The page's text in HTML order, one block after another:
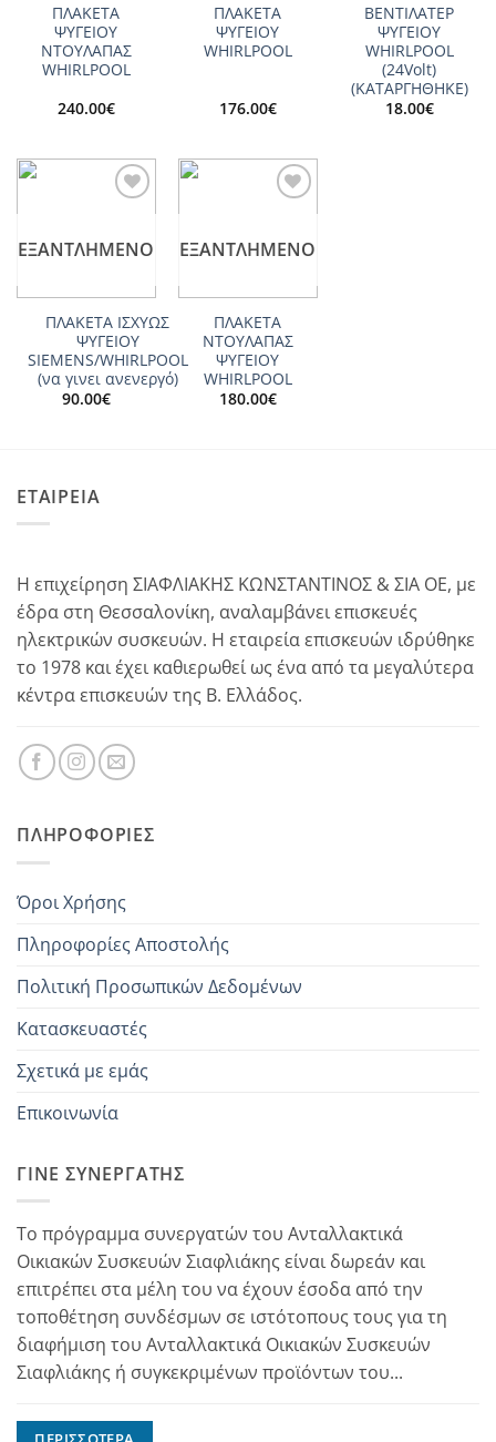
ΠΛΑΚΕΤΑ
ΨΥΓΕΙΟΥ
ΝΤΟΥΛΑΠΑΣ
WHIRLPOOL
240.00€
ΠΛΑΚΕΤΑ
ΨΥΓΕΙΟΥ
WHIRLPOOL
176.00€
ΒΕΝΤΙΛΑΤΕΡ
ΨΥΓΕΙΟY
WHIRLPOOL
(24Volt)
(ΚΑΤΑΡΓΗΘΗΚΕ)
18.00€
ΕΞΑΝΤΛΗΜΈΝΟ
ΠΛΑΚΕΤΑ ΙΣΧΥΩΣ
ΨΥΓΕΙΟΥ
SIEMENS/WHIRLPOOL
(να γινει ανενεργό)
90.00€
ΕΞΑΝΤΛΗΜΈΝΟ
ΠΛΑΚΕΤΑ
ΝΤΟΥΛΑΠΑΣ
ΨΥΓΕΙΟΥ
WHIRLPOOL
180.00€
ΕΤΑΙΡΕΙΑ
Η επιχείρηση ΣΙΑΦΛΙΑΚΗΣ ΚΩΝΣΤΑΝΤΙΝΟΣ & ΣΙΑ ΟΕ, με
έδρα στη Θεσσαλονίκη, αναλαμβάνει επισκευές
ηλεκτρικών συσκευών. Η εταιρεία επισκευών ιδρύθηκε
το 1978 και έχει καθιερωθεί ως ένα από τα μεγαλύτερα
κέντρα επισκευών της Β. Ελλάδος.
ΠΛΗΡΟΦΟΡΊΕΣ
Όροι Χρήσης
Πληροφορίες Αποστολής
Πολιτική Προσωπικών Δεδομένων
Κατασκευαστές
Σχετικά με εμάς
Επικοινωνία
ΓΊΝΕ ΣΥΝΕΡΓΆΤΗΣ
Το πρόγραμμα συνεργατών του Ανταλλακτικά
Οικιακών Συσκευών Σιαφλιάκης είναι δωρεάν και
επιτρέπει στα μέλη του να έχουν έσοδα από την
τοποθέτηση συνδέσμων σε ιστότοπους τους για τη
διαφήμιση του Ανταλλακτικά Οικιακών Συσκευών
Σιαφλιάκης ή συγκεκριμένων προϊόντων του...